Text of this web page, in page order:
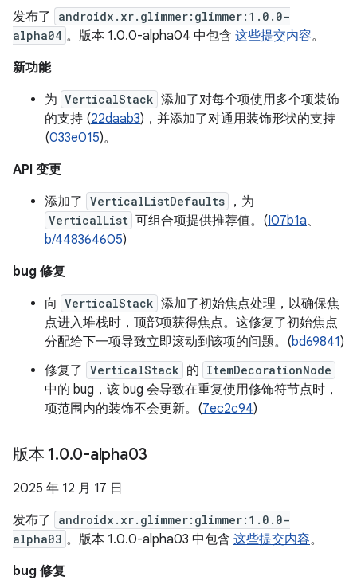
发布了
androidx.xr.glimmer:glimmer:1.0.0-
alpha04 。版本 1.0.0-alpha04 中包含 这些提交内容。
新功能
为 VerticalStack 添加了对每个项使用多个项装饰
的支持 (22daab3)，并添加了对通用装饰形状的支持
(033e015)。
API 变更
添加了 VerticalListDefaults ，为
VerticalList 可组合项提供推荐值。(I07b1a、
b/448364605)
bug 修复
向 VerticalStack 添加了初始焦点处理，以确保焦
点进入堆栈时，顶部项获得焦点。这修复了初始焦点
分配给下一项导致立即滚动到该项的问题。(bd69841)
修复了 VerticalStack 的 ItemDecorationNode
中的 bug，该 bug 会导致在重复使用修饰符节点时，
项范围内的装饰不会更新。(7ec2c94)
版本 1.0.0-alpha03
2025 年 12 月 17 日
发布了
androidx.xr.glimmer:glimmer:1.0.0-
alpha03 。版本 1.0.0-alpha03 中包含 这些提交内容。
bug 修复